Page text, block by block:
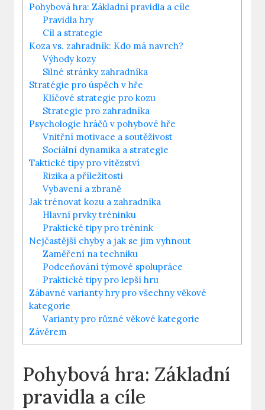
Pohybová hra: Základní pravidla a cíle
Pravidla hry
Cíl a strategie
Koza vs. zahradník: Kdo má navrch?
Výhody kozy
Silné stránky zahradníka
Stratégie pro úspěch v hře
Klíčové strategie pro kozu
Strategie pro zahradníka
Psychologie hráčů v pohybové hře
Vnitřní motivace a soutěživost
Sociální dynamika a strategie
Taktické tipy pro vítězství
Rizika a příležitosti
Vybavení a zbraně
Jak trénovat kozu a zahradníka
Hlavní prvky tréninku
Praktické tipy pro trénink
Nejčastější chyby a jak se jim vyhnout
Zaměření na techniku
Podceňování týmové spolupráce
Praktické tipy pro lepší hru
Zábavné varianty hry pro všechny věkové
kategorie
Varianty pro různé věkové kategorie
Závěrem
Pohybová hra: Základní
pravidla a cíle